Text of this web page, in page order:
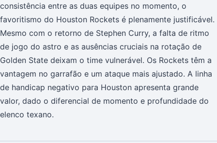
consistência entre as duas equipes no momento, o
favoritismo do Houston Rockets é plenamente justificável.
Mesmo com o retorno de Stephen Curry, a falta de ritmo
de jogo do astro e as ausências cruciais na rotação de
Golden State deixam o time vulnerável. Os Rockets têm a
vantagem no garrafão e um ataque mais ajustado. A linha
de handicap negativo para Houston apresenta grande
valor, dado o diferencial de momento e profundidade do
elenco texano.